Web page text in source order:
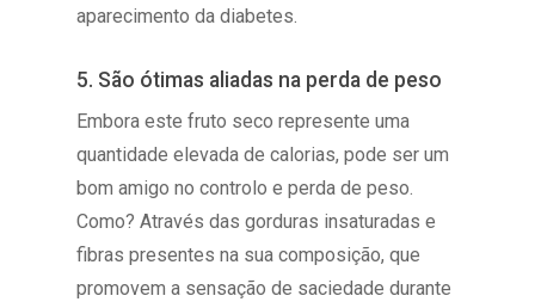
aparecimento da diabetes.
5. São ótimas aliadas na perda de peso
Embora este fruto seco represente uma
quantidade elevada de calorias, pode ser um
bom amigo no controlo e perda de peso.
Como? Através das gorduras insaturadas e
fibras presentes na sua composição, que
promovem a sensação de saciedade durante